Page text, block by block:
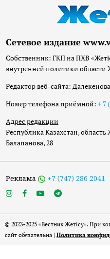
Сетевое издание
Собственник: ГКП на ПХВ
внутренней политики области
Редактор веб-сайта:
Номер телефона приёмной: + 7
Адрес редакции
Республика Казахстан, область
Балапанова, 28
Реклама +7 (747) 286 2041
© 2023-2025 «Вестник Жетісу». При
сайт обязательна | Политика